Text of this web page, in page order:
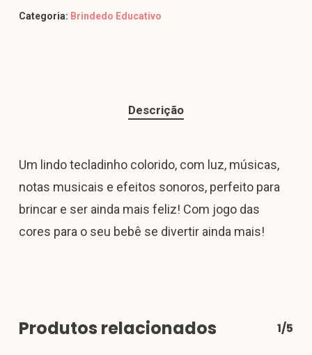
Categoria: Brindedo Educativo
Descrição
Um lindo tecladinho colorido, com luz, músicas,
notas musicais e efeitos sonoros, perfeito para
brincar e ser ainda mais feliz! Com jogo das
cores para o seu bebê se divertir ainda mais!
Produtos relacionados 1/5